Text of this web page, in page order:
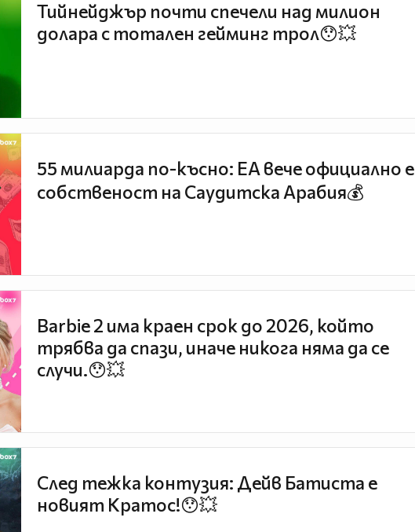
Тийнейджър почти спечели над милион
долара с тотален гейминг трол😯💥
55 милиарда по-късно: EA вече официално е
собственост на Саудитска Арабия💰
Barbie 2 има краен срок до 2026, който
трябва да спази, иначе никога няма да се
случи.😯💥
След тежка контузия: Дейв Батиста е
новият Кратос!😯💥